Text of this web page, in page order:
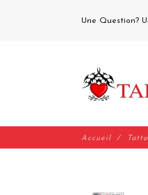
Une Question?
Accueil